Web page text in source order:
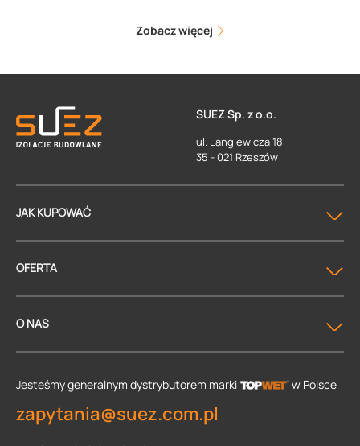
Zobacz więcej
SUEZ Sp. z o.o.
ul. Langiewicza 18
35 - 021 Rzeszów
JAK KUPOWAĆ
OFERTA
O NAS
Jesteśmy generalnym dystrybutorem marki w Polsce
zapytania@suez.com.pl